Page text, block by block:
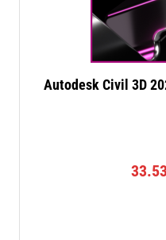
Autodesk Civil 3D